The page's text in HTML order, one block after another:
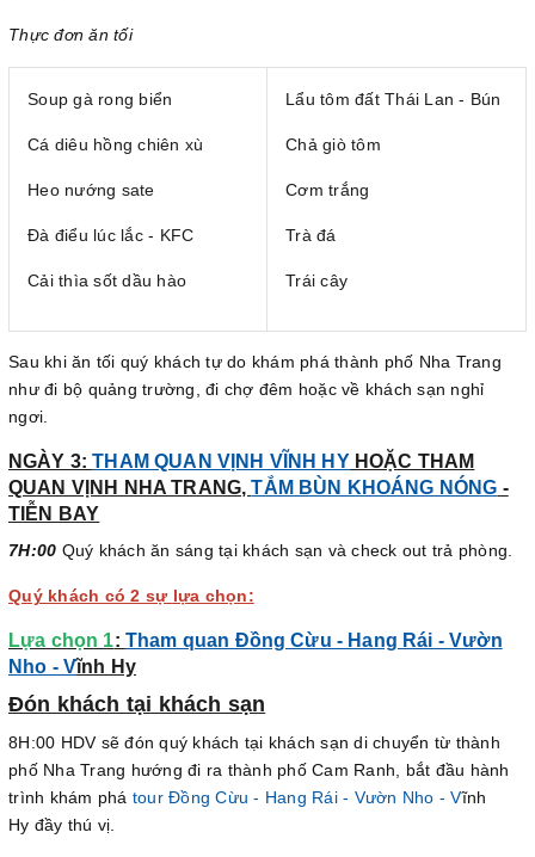
Thực đơn ăn tối
Soup gà rong biển
Cá diêu hồng chiên xù
Heo nướng sate
Đà điểu lúc lắc - KFC
Cải thìa sốt dầu hào
Lẩu tôm đất Thái Lan - Bún
Chả giò tôm
Cơm trắng
Trà đá
Trái cây
Sau khi ăn tối quý khách tự do khám phá thành phố Nha Trang
như đi bộ quảng trường, đi chợ đêm hoặc về khách sạn nghỉ
ngơi.
NGÀY 3:THAM QUAN VỊNH VĨNH HYHOẶC THAM
QUAN VỊNH NHA TRANG,TẮM BÙN KHOÁNG NÓNG -
TIỄN BAY
7H:00 Quý khách ăn sáng tại khách sạn và check out trả phòng.
Quý khách có 2 sự lựa chọn:
Lựa chọn 1: Tham quan Đồng Cừu - Hang Rái - Vườn
Nho - Vĩnh Hy
Đón khách tại khách sạn
8H:00 HDV sẽ đón quý khách tại khách sạn di chuyển từ thành
phố Nha Trang hướng đi ra thành phố Cam Ranh, bắt đầu hành
trình khám phá tour Đồng Cừu - Hang Rái - Vườn Nho - Vĩnh
Hy đầy thú vị.